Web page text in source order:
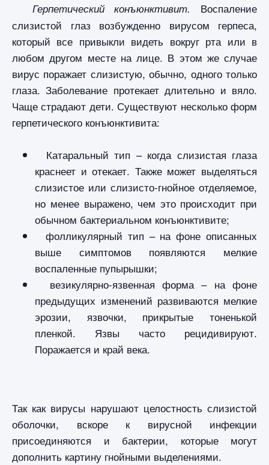
Герпетический конъюнктивит. Воспаление
слизистой глаз возбужденно вирусом герпеса,
который все привыкли видеть вокруг рта или в
любом другом месте на лице. В этом же случае
вирус поражает слизистую, обычно, одного только
глаза. Заболевание протекает длительно и вяло.
Чаще страдают дети. Существуют несколько форм
герпетического конъюнктивита:
Катаральный тип – когда слизистая глаза
краснеет и отекает. Также может выделяться
слизистое или слизисто-гнойное отделяемое,
но менее выражено, чем это происходит при
обычном бактериальном конъюнктивите;
фолликулярный тип – на фоне описанных
выше симптомов появляются мелкие
воспаленные пупырышки;
везикулярно-язвенная форма – на фоне
предыдущих изменений развиваются мелкие
эрозии, язвочки, прикрытые тоненькой
пленкой. Язвы часто рецидивируют.
Поражается и край века.
Так как вирусы нарушают целостность слизистой
оболочки, вскоре к вирусной инфекции
присоединяются и бактерии, которые могут
дополнить картину гнойными выделениями.